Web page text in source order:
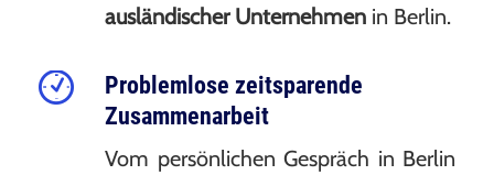
ausländischer Unternehmen in Berlin.
Problemlose zeitsparende
Zusammenarbeit
Vom persönlichen Gespräch in Berlin